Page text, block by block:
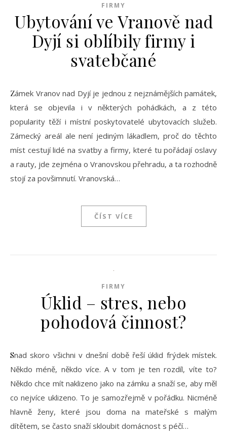
FIRMY
Ubytování ve Vranově nad
Dyjí si oblíbily firmy i
svatebčané
Zámek Vranov nad Dyjí je jednou z nejznámějších památek,
která se objevila i v některých pohádkách, a z této
popularity těží i místní poskytovatelé ubytovacích služeb.
Zámecký areál ale není jediným lákadlem, proč do těchto
míst cestují lidé na svatby a firmy, které tu pořádají oslavy
a rauty, jde zejména o Vranovskou přehradu, a ta rozhodně
stojí za povšimnutí. Vranovská…
ČÍST VÍCE
FIRMY
Úklid – stres, nebo
pohodová činnost?
Snad skoro všichni v dnešní době řeší úklid frýdek místek.
Někdo méně, někdo více. A v tom je ten rozdíl, víte to?
Někdo chce mít naklizeno jako na zámku a snaží se, aby měl
co nejvíce uklizeno. To je samozřejmě v pořádku. Nicméně
hlavně ženy, které jsou doma na mateřské s malým
dítětem, se často snaží skloubit domácnost s péčí…